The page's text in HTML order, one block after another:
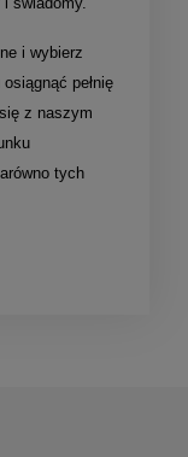
i wybierz
pełnię
z naszym
tych